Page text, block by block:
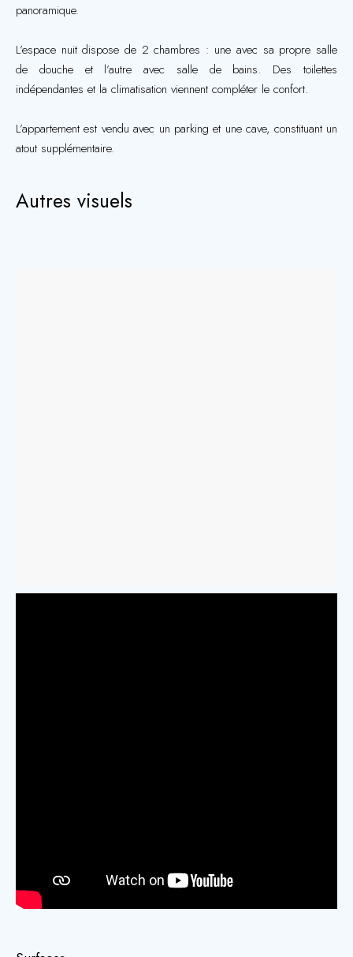
panoramique.
L’espace nuit dispose de 2 chambres : une avec sa propre salle
de douche et l’autre avec salle de bains. Des toilettes
indépendantes et la climatisation viennent compléter le confort.
L’appartement est vendu avec un parking et une cave, constituant un
atout supplémentaire.
Autres visuels